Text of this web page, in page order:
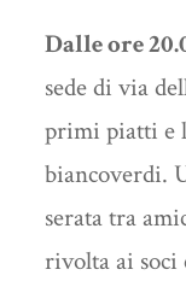
Dalle ore
sede di via
primi piatti e
biancoverdi.
serata tra
rivolta ai soci